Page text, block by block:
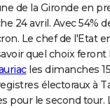
de la Gironde en
24 avril. Avec 54%
Le chef de l'Etat
quel choix
les dimanches
électoraux à
pour le second tour.